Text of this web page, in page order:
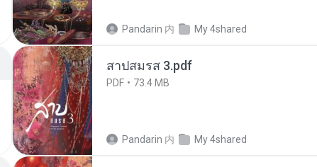
Pandarin 内 My 4shared
สาปสมรส 3.pdf
PDF 73.4 MB
Pandarin 内 My 4shared